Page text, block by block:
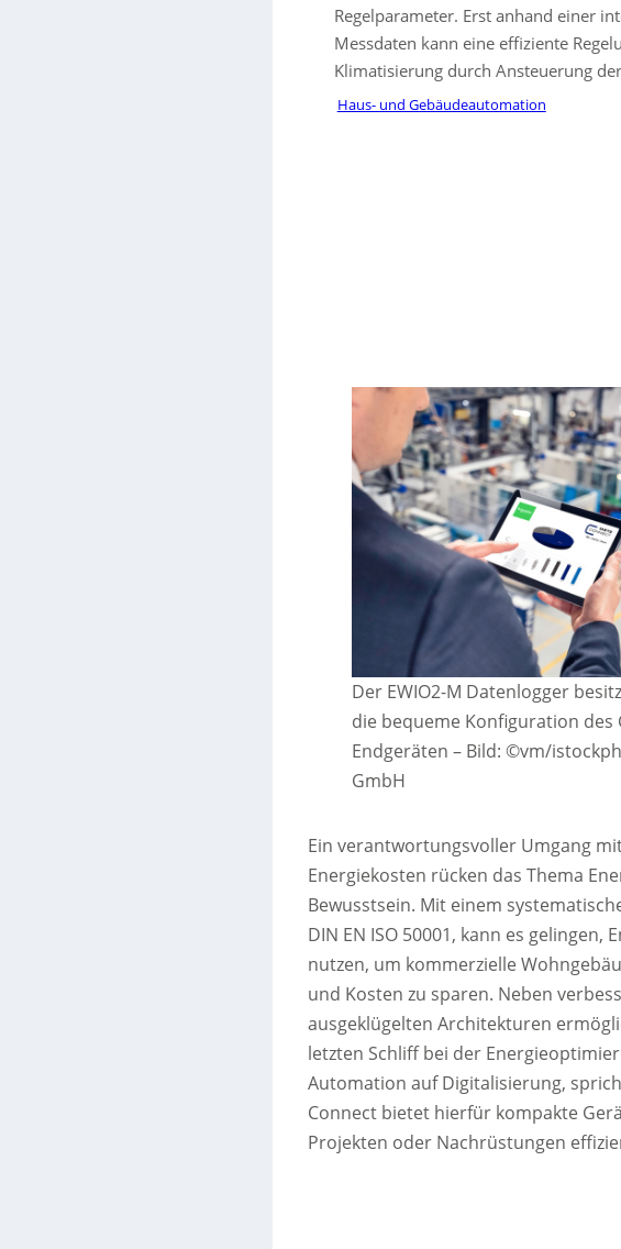
Regelparameter. Erst anhand einer
Messdaten kann eine effiziente
Klimatisierung durch Ansteuerung
Haus- und Gebäudeautomation
Der EWIO2-M Datenlogger
die bequeme Konfiguration
Endgeräten – Bild: ©vm/
GmbH
Ein verantwortungsvoller Umgang
Energiekosten rücken das Thema
Bewusstsein. Mit einem
DIN EN ISO 50001, kann es
nutzen, um kommerzielle
und Kosten zu sparen. Neben
ausgeklügelten Architekturen
letzten Schliff bei der
Automation auf Digitalisierung,
Connect bietet hierfür kompakte
Projekten oder Nachrüstungen